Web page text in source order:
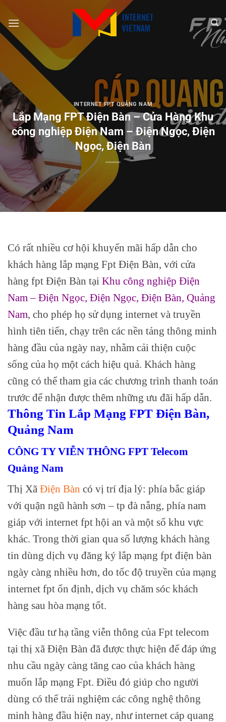
đến
nội
dung
INTERNET FPT QUẢNG NAM
Lắp Mạng FPT Điện Bàn – Cửa Hàng Khu
công nghiệp Điện Nam – Điện Ngọc, Điện
Ngọc, Điện Bàn
Có rất nhiều cơ hội khuyến mãi hấp dẫn cho
khách hàng lắp mạng Fpt Điện Bàn, với cửa
hàng fpt Điện Bàn tại Khu công nghiệp Điện
Nam – Điện Ngọc, Điện Ngọc, Điện Bàn, Quảng
Nam, cho phép họ sử dụng internet và truyền
hình tiên tiến, chạy trên các nền tảng thông minh
hàng đầu của ngày nay, nhằm cải thiện cuộc
sống của họ một cách hiệu quả. Khách hàng
cũng có thể tham gia các chương trình thanh toán
trước để nhận được thêm những ưu đãi hấp dẫn.
Thông Tin Lắp Mạng FPT Điện Bàn,
Quảng Nam
CÔNG TY VIỄN THÔNG FPT Telecom
Quảng Nam
Thị Xã Điện Bàn có vị trí địa lý: phía bắc giáp
với quận ngũ hành sơn – tp đà nẵng, phía nam
giáp với internet fpt hội an và một số khu vực
khác. Trong thời gian qua số lượng khách hàng
tin dùng dịch vụ đăng ký lắp mạng fpt điện bàn
ngày càng nhiều hơn, do tốc độ truyền của mạng
internet fpt ổn định, dịch vụ chăm sóc khách
hàng sau hòa mạng tốt.
Việc đầu tư hạ tầng viễn thông của Fpt telecom
tại thị xã Điện Bàn đã được thực hiện để đáp ứng
nhu cầu ngày càng tăng cao của khách hàng
muốn lắp mạng Fpt. Điều đó giúp cho người
dùng có thể trải nghiệm các công nghệ thông
minh hàng đầu hiện nay, như internet cáp quang